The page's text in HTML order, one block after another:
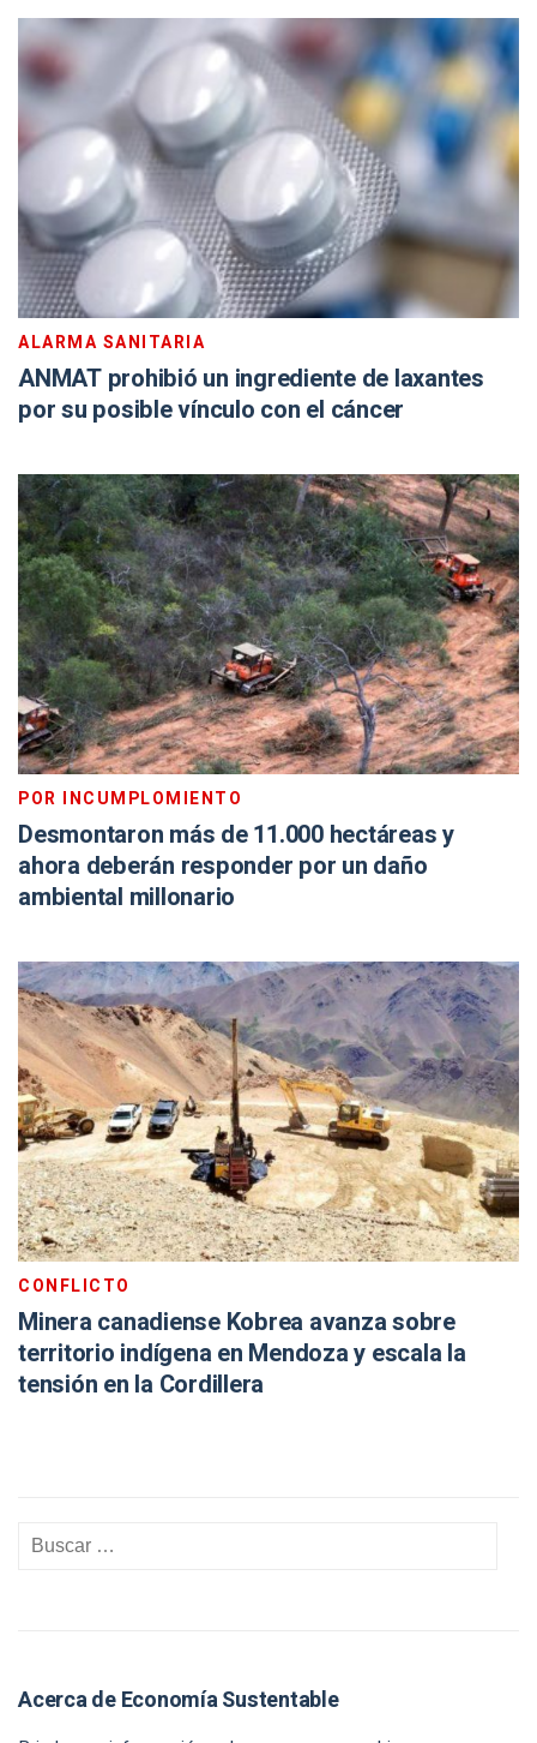
ALARMA SANITARIA
ANMAT prohibió un ingrediente de laxantes
por su posible vínculo con el cáncer
POR INCUMPLOMIENTO
Desmontaron más de 11.000 hectáreas y
ahora deberán responder por un daño
ambiental millonario
CONFLICTO
Minera canadiense Kobrea avanza sobre
territorio indígena en Mendoza y escala la
tensión en la Cordillera
Acerca de Economía Sustentable